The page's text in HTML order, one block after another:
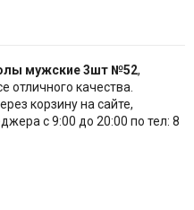
мужские 3шт №52,
отличного качества.
корзину на сайте,
с 9:00 до 20:00 по тел: 8